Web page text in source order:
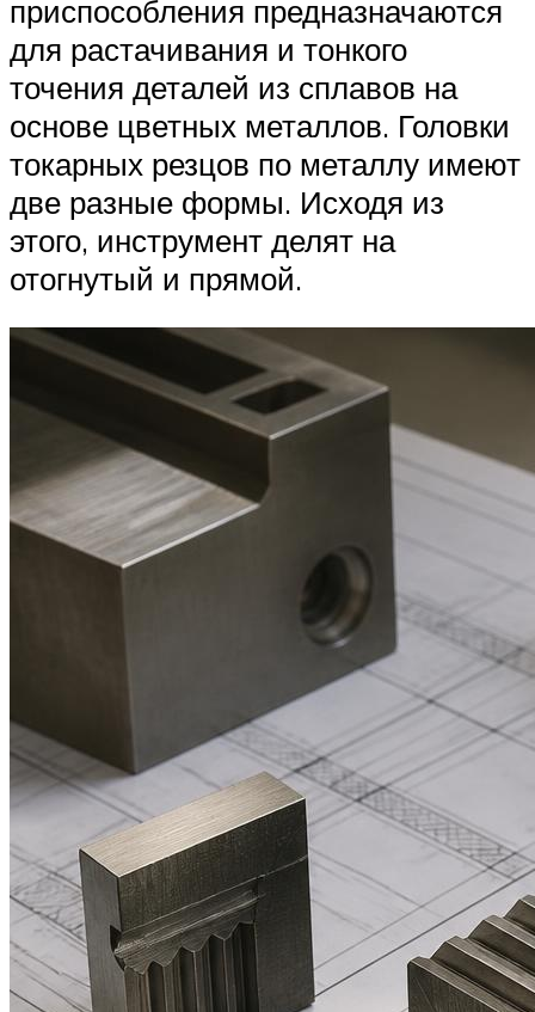
приспособления предназначаются
для растачивания и тонкого
точения деталей из сплавов на
основе цветных металлов. Головки
токарных резцов по металлу имеют
две разные формы. Исходя из
этого, инструмент делят на
отогнутый и прямой.